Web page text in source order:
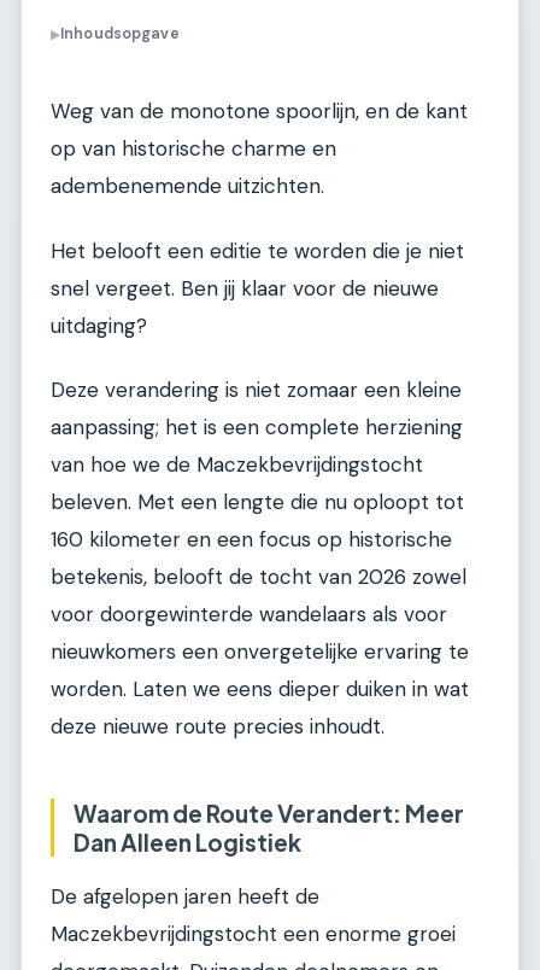
▶Inhoudsopgave
Weg van de monotone spoorlijn, en de kant
op van historische charme en
adembenemende uitzichten.
Het belooft een editie te worden die je niet
snel vergeet. Ben jij klaar voor de nieuwe
uitdaging?
Deze verandering is niet zomaar een kleine
aanpassing; het is een complete herziening
van hoe we de Maczekbevrijdingstocht
beleven. Met een lengte die nu oploopt tot
160 kilometer en een focus op historische
betekenis, belooft de tocht van 2026 zowel
voor doorgewinterde wandelaars als voor
nieuwkomers een onvergetelijke ervaring te
worden. Laten we eens dieper duiken in wat
deze nieuwe route precies inhoudt.
Waarom de Route Verandert: Meer
Dan Alleen Logistiek
De afgelopen jaren heeft de
Maczekbevrijdingstocht een enorme groei